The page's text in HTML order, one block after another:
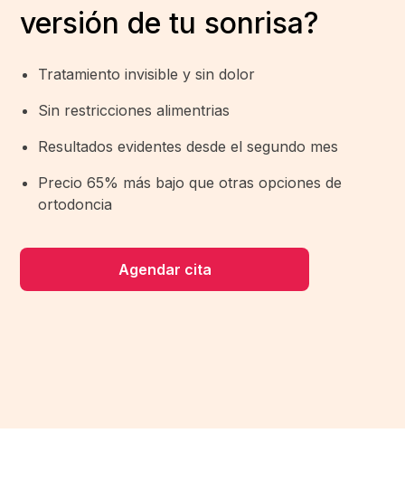
versión de tu sonrisa?
Tratamiento invisible y sin dolor
Sin restricciones alimentrias
Resultados evidentes desde el segundo mes
Precio 65% más bajo que otras opciones de
ortodoncia
Agendar cita